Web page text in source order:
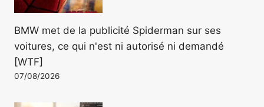
BMW met de la publicité Spiderman sur ses
voitures, ce qui n'est ni autorisé ni demandé
[WTF]
07/08/2026